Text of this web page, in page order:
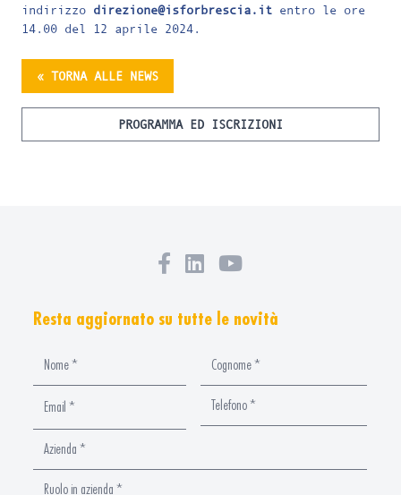
indirizzo direzione@isforbrescia.it entro le ore
14.00 del 12 aprile 2024.
« TORNA ALLE NEWS
PROGRAMMA ED ISCRIZIONI
Resta aggiornato su tutte le novità